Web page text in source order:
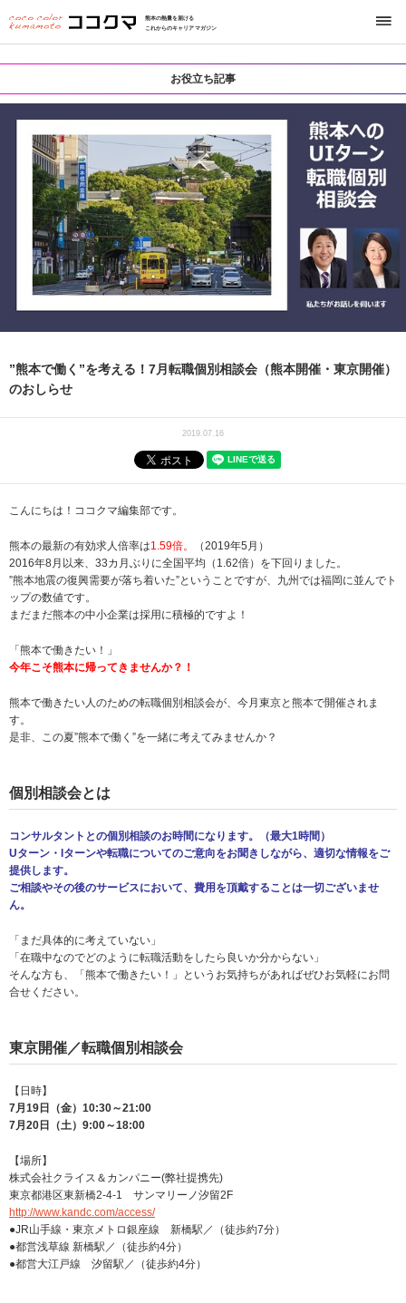
熊本の熱量を届ける
これからのキャリアマガジン
お役立ち記事
”熊本で働く”を考える！7月転職個別相談会（熊本開催・東京開催）
のおしらせ
2019.07.16
こんにちは！ココクマ編集部です。
熊本の最新の有効求人倍率は1.59倍。 （2019年5月 ）
2016年8月以来、33カ月ぶりに全国平均（1.62倍）を下回りました。
”熊本地震の復興需要が落ち着いた”ということですが、九州では福岡に並んでト
ップの数値です。
まだまだ熊本の中小企業は採用に積極的ですよ！
「熊本で働きたい！」
今年こそ熊本に帰ってきませんか？！
熊本で働きたい人のための転職個別相談会が、今月東京と熊本で開催されま
す。
是非、この夏”熊本で働く”を一緒に考えてみませんか？
個別相談会とは
コンサルタントとの個別相談のお時間になります。（最大1時間）
Uターン・Iターンや転職についてのご意向をお聞きしながら、適切な情報をご
提供します。
ご相談やその後のサービスにおいて、費用を頂戴することは一切ございませ
ん。
「まだ具体的に考えていない」
「在職中なのでどのように転職活動をしたら良いか分からない」
そんな方も、「熊本で働きたい！」というお気持ちがあればぜひお気軽にお問
合せください。
東京開催／転職個別相談会
【日時】
7月19日（金）10:30～21:00
7月20日（土）9:00～18:00
【場所】
株式会社クライス＆カンパニー(弊社提携先)
東京都港区東新橋2-4-1 サンマリーノ汐留2F
http://www.kandc.com/access/
●JR山手線・東京メトロ銀座線 新橋駅／（徒歩約7分）
●都営浅草線 新橋駅／（徒歩約4分）
●都営大江戸線 汐留駅／（徒歩約4分）